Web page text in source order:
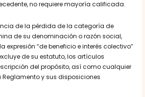
no requiere mayoría calificada.
de la pérdida de la categoría de
de su denominación o razón social,
expresión “de beneficio e interés colectivo”
de su estatuto, los artículos
del propósito, así como cualquier
Reglamento y sus disposiciones